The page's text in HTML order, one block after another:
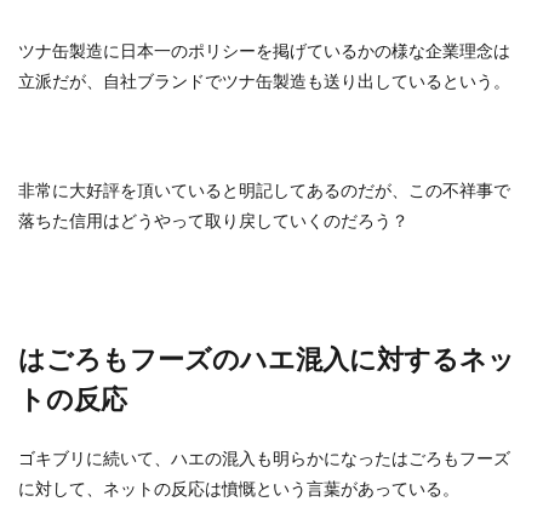
ツナ缶製造に日本一のポリシーを掲げているかの様な企業理念は
立派だが、自社ブランドでツナ缶製造も送り出しているという。
非常に大好評を頂いていると明記してあるのだが、この不祥事で
落ちた信用はどうやって取り戻していくのだろう？
はごろもフーズのハエ混入に対するネッ
トの反応
ゴキブリに続いて、ハエの混入も明らかになったはごろもフーズ
に対して、ネットの反応は憤慨という言葉があっている。